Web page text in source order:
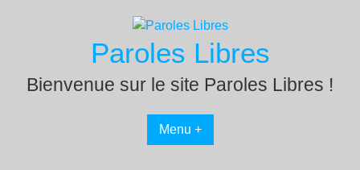
Paroles Libres
Bienvenue sur le site Paroles Libres !
Menu +